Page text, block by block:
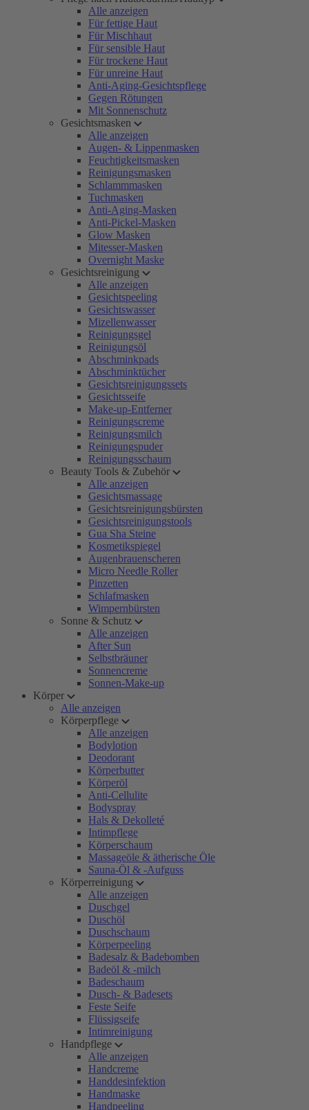
Alle anzeigen
Für fettige Haut
Für Mischhaut
Für sensible Haut
Für trockene Haut
Für unreine Haut
Anti-Aging-Gesichtspflege
Gegen Rötungen
Mit Sonnenschutz
Gesichtsmasken
Alle anzeigen
Augen- & Lippenmasken
Feuchtigkeitsmasken
Reinigungsmasken
Schlammmasken
Tuchmasken
Anti-Aging-Masken
Anti-Pickel-Masken
Glow Masken
Mitesser-Masken
Overnight Maske
Gesichtsreinigung
Alle anzeigen
Gesichtspeeling
Gesichtswasser
Mizellenwasser
Reinigungsgel
Reinigungsöl
Abschminkpads
Abschminktücher
Gesichtsreinigungssets
Gesichtsseife
Make-up-Entferner
Reinigungscreme
Reinigungsmilch
Reinigungspuder
Reinigungsschaum
Beauty Tools & Zubehör
Alle anzeigen
Gesichtsmassage
Gesichtsreinigungsbürsten
Gesichtsreinigungstools
Gua Sha Steine
Kosmetikspiegel
Augenbrauenscheren
Micro Needle Roller
Pinzetten
Schlafmasken
Wimpernbürsten
Sonne & Schutz
Alle anzeigen
After Sun
Selbstbräuner
Sonnencreme
Sonnen-Make-up
Körper
Alle anzeigen
Körperpflege
Alle anzeigen
Bodylotion
Deodorant
Körperbutter
Körperöl
Anti-Cellulite
Bodyspray
Hals & Dekolleté
Intimpflege
Körperschaum
Massageöle & ätherische Öle
Sauna-Öl & -Aufguss
Körperreinigung
Alle anzeigen
Duschgel
Duschöl
Duschschaum
Körperpeeling
Badesalz & Badebomben
Badeöl & -milch
Badeschaum
Dusch- & Badesets
Feste Seife
Flüssigseife
Intimreinigung
Handpflege
Alle anzeigen
Handcreme
Handdesinfektion
Handmaske
Handpeeling